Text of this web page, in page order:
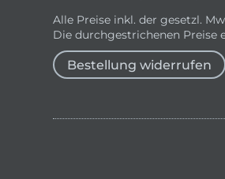
Alle Preise inkl. der gesetzl.
Die durchgestrichenen Preise
Bestellung widerrufen